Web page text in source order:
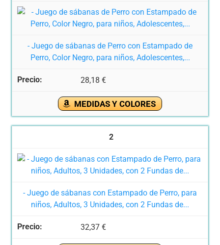
- Juego de sábanas de Perro con Estampado de
Perro, Color Negro, para niños, Adolescentes,...
28,18 €
MEDIDAS Y COLORES
2
- Juego de sábanas con Estampado de Perro, para
niños, Adultos, 3 Unidades, con 2 Fundas de...
32,37 €